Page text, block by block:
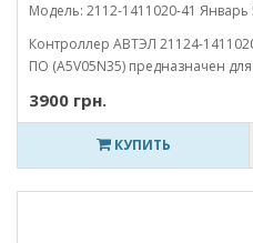
Модель: 2112-1411020-41 Январь
Контроллер АВТЭЛ 21124-
ПО (А5V05N35) предназначен
3900 грн.
КУПИТЬ